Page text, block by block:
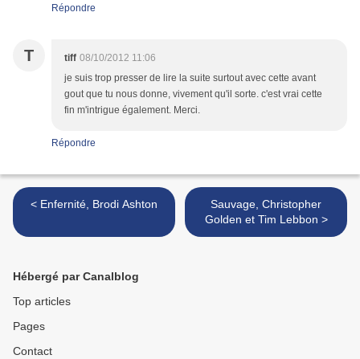
Répondre
T tiff 08/10/2012 11:06
je suis trop presser de lire la suite surtout avec cette avant
gout que tu nous donne, vivement qu'il sorte. c'est vrai cette
fin m'intrigue également. Merci.
Répondre
< Enfernité, Brodi Ashton
Sauvage, Christopher
Golden et Tim Lebbon >
Hébergé par Canalblog
Top articles
Pages
Contact